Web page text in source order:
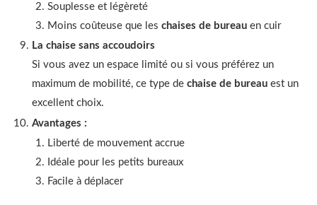
Souplesse et légèreté
Moins coûteuse que les chaises de bureau en cuir
La chaise sans accoudoirs
Si vous avez un espace limité ou si vous préférez un
maximum de mobilité, ce type de chaise de bureau est un
excellent choix.
Avantages :
Liberté de mouvement accrue
Idéale pour les petits bureaux
Facile à déplacer